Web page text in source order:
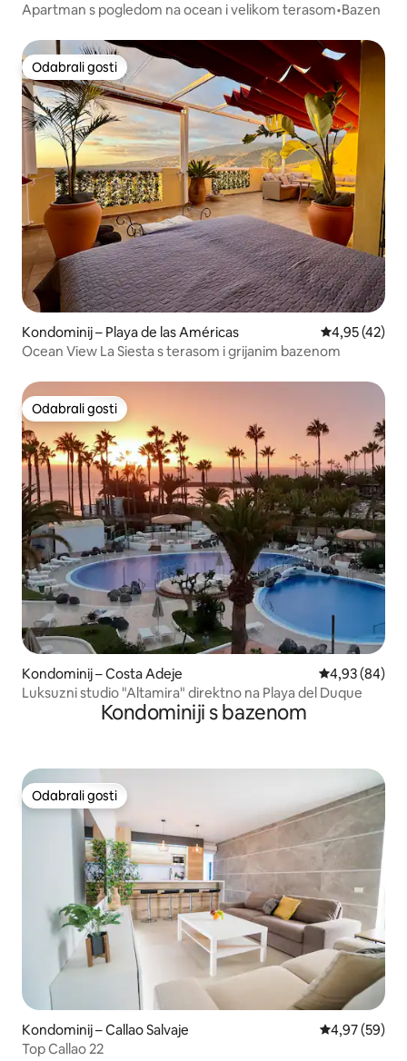
Apartman s pogledom na ocean i velikom terasom•Bazen
Odabrali gosti
Odabrali gosti
Kondominij – Playa de las Américas Prosječna
4,95 (42)
Ocean View La Siesta s terasom i grijanim bazenom
Odabrali gosti
Odabrali gosti
Kondominij – Costa Adeje Prosječna
4,93 (84)
Luksuzni studio "Altamira" direktno na Playa del Duque
Kondominiji s bazenom
Odabrali gosti
Odabrali gosti
Kondominij – Callao Salvaje Prosječna
4,97 (59)
Top Callao 22